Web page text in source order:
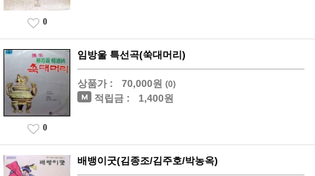
0
임방울 특선곡(쑥대머리)
상품가 : 70,000원 (0)
적립금 : 1,400원
0
배뱅이굿(김종조/김주호/박농옥)